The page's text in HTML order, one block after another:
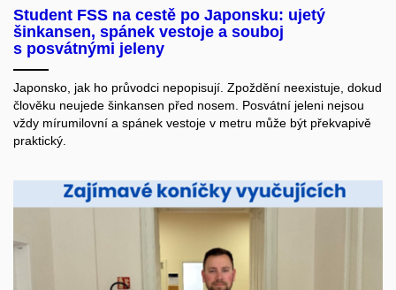
Student FSS na cestě po Japonsku: ujetý
šinkansen, spánek vestoje a souboj
s posvátnými jeleny
Japonsko, jak ho průvodci nepopisují. Zpoždění neexistuje, dokud
člověku neujede šinkansen před nosem. Posvátní jeleni nejsou
vždy mírumilovní a spánek vestoje v metru může být překvapivě
praktický.